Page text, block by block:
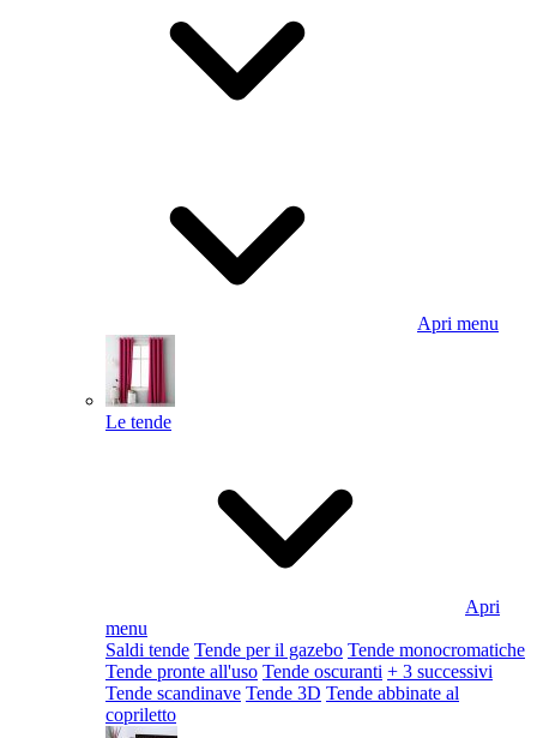
Apri menu
Le tende
Apri
menu
Saldi tende Tende per il gazebo Tende monocromatiche
Tende pronte all'uso Tende oscuranti + 3 successivi
Tende scandinave Tende 3D Tende abbinate al
copriletto